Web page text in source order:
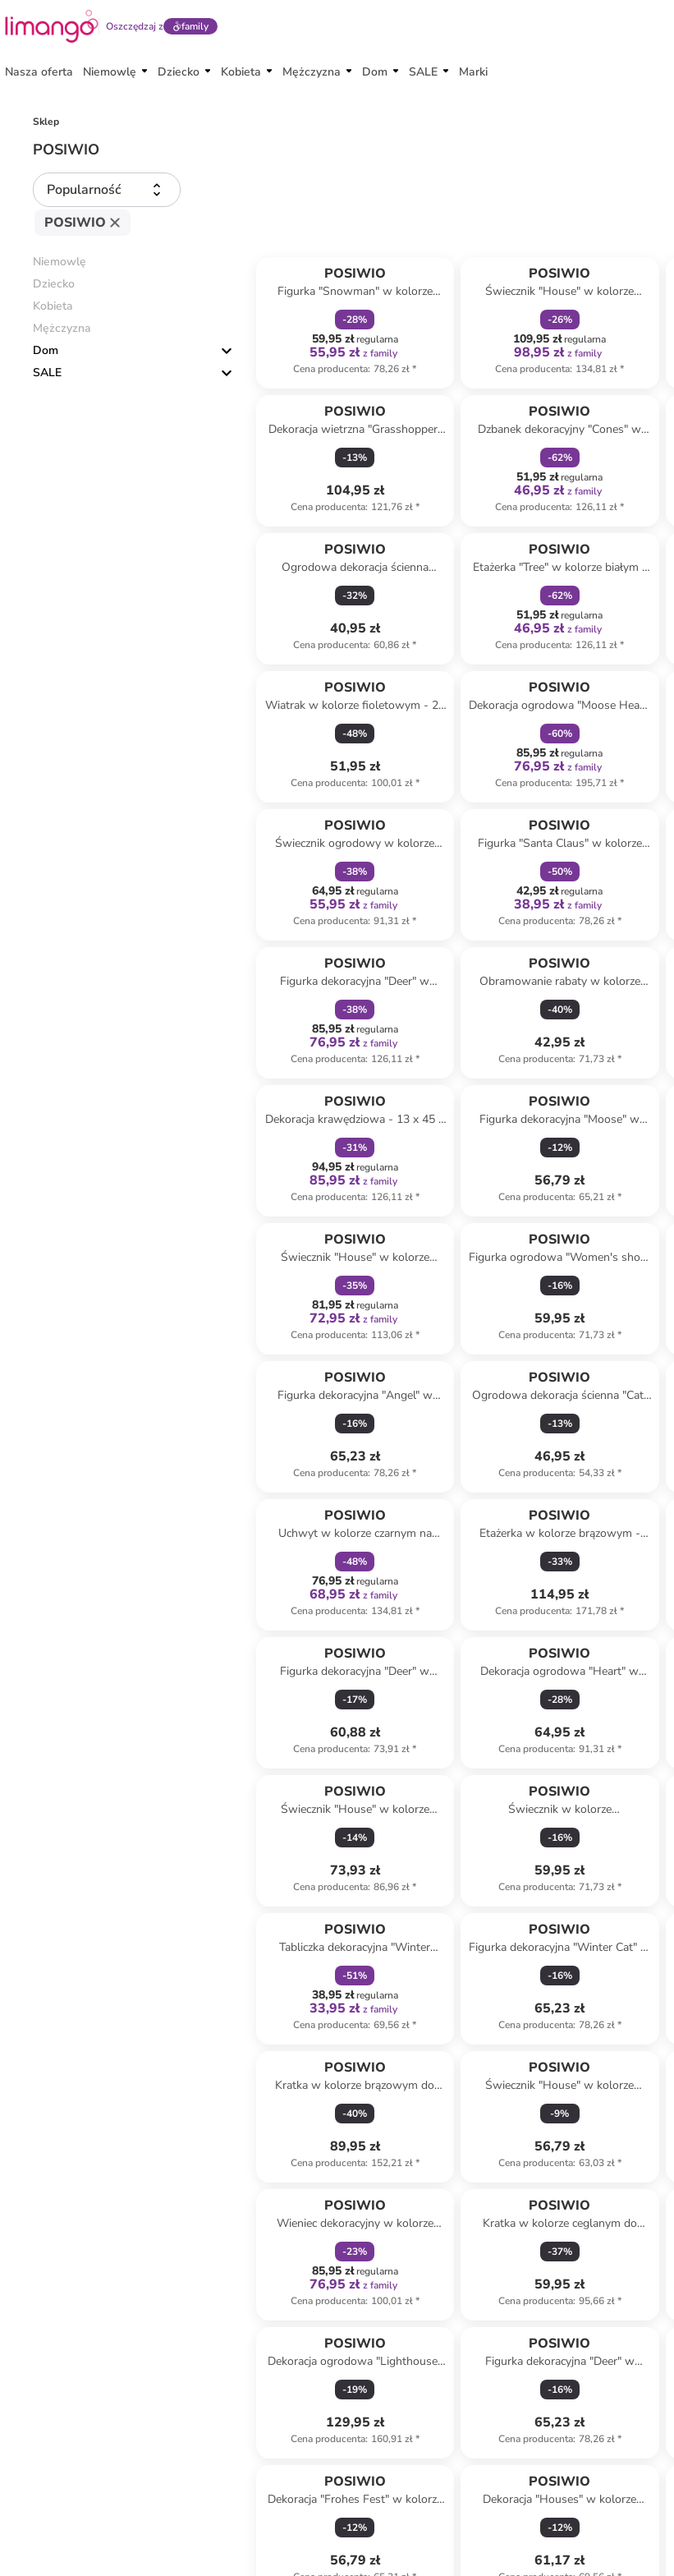
Oszczędzaj z family
Nasza oferta Niemowlę Dziecko Kobieta Mężczyzna Dom SALE Marki
Sklep
POSIWIO
Popularność
POSIWIO
Niemowlę
Dziecko
Kobieta
Mężczyzna
Dom
SALE
POSIWIO
Figurka "Snowman" w kolorze
białym na płot - 11,5 x 22 x 8 cm
-28%
59,95 złregularna
55,95 zł z family
Cena producenta: 78,26 zł*
POSIWIO
Świecznik "House" w kolorze
czerwonym - 12 x 25 x 9,5 cm
-26%
109,95 złregularna
98,95 zł z family
Cena producenta: 134,81 zł*
POSIWIO
Dekoracja wietrzna "Grasshopper"
w kolorze zielonym - 64 x 128 x 8
cm
-13%
104,95 zł
Cena producenta: 121,76 zł*
POSIWIO
Dzbanek dekoracyjny "Cones" w
kolorze beżowo-czarnym - wys.
23,5 cm
-62%
51,95 złregularna
46,95 zł z family
Cena producenta: 126,11 zł*
POSIWIO
Ogrodowa dekoracja ścienna
"Lizard" w kolorze brązowym - 11 x
28,5 x 3,5 cm
-32%
40,95 zł
Cena producenta: 60,86 zł*
POSIWIO
Etażerka "Tree" w kolorze białym -
wys. 34 x Ø 23 cm
-62%
51,95 złregularna
46,95 zł z family
Cena producenta: 126,11 zł*
POSIWIO
Wiatrak w kolorze fioletowym - 26
x 130 x 8,5 cm
-48%
51,95 zł
Cena producenta: 100,01 zł*
POSIWIO
Dekoracja ogrodowa "Moose Head"
w kolorze kremowo-błękitnym - 27
x 87,5 cm
-60%
85,95 złregularna
76,95 zł z family
Cena producenta: 195,71 zł*
POSIWIO
Świecznik ogrodowy w kolorze
brązowym - wys. 85 cm
-38%
64,95 złregularna
55,95 zł z family
Cena producenta: 91,31 zł*
POSIWIO
Figurka "Santa Claus" w kolorze
czerwonym na płot - 11 x 25 cm
-50%
42,95 złregularna
38,95 zł z family
Cena producenta: 78,26 zł*
POSIWIO
Figurka dekoracyjna "Deer" w
kolorze srebrnym - 26 x 26 x 5 cm
-38%
85,95 złregularna
76,95 zł z family
Cena producenta: 126,11 zł*
POSIWIO
Obramowanie rabaty w kolorze
brązowym - 28 x 32,5 cm
-40%
42,95 zł
Cena producenta: 71,73 zł*
POSIWIO
Dekoracja krawędziowa - 13 x 45 x
9 cm (produkt niespodzianka)
-31%
94,95 złregularna
85,95 zł z family
Cena producenta: 126,11 zł*
POSIWIO
Figurka dekoracyjna "Moose" w
kolorze jasnobrązowym - 10 x 15 x
12 cm
-12%
56,79 zł
Cena producenta: 65,21 zł*
POSIWIO
Świecznik "House" w kolorze
białym - 7,5 x 22,5 x 7,5 cm
-35%
81,95 złregularna
72,95 zł z family
Cena producenta: 113,06 zł*
POSIWIO
Figurka ogrodowa "Women's shoe"
w kolorze bordowym - 24 x 14 x 9
cm
-16%
59,95 zł
Cena producenta: 71,73 zł*
POSIWIO
Figurka dekoracyjna "Angel" w
kolorze szarym - 27 x 12 x 10,5 cm
-16%
65,23 zł
Cena producenta: 78,26 zł*
POSIWIO
Ogrodowa dekoracja ścienna "Cat"
w kolorze czarnym - 12 x 30 x 3 cm
-13%
46,95 zł
Cena producenta: 54,33 zł*
POSIWIO
Uchwyt w kolorze czarnym na
wieniec - wys. 77 cm
-48%
76,95 złregularna
68,95 zł z family
Cena producenta: 134,81 zł*
POSIWIO
Etażerka w kolorze brązowym -
wys. 51,5 x Ø 30 cm
-33%
114,95 zł
Cena producenta: 171,78 zł*
POSIWIO
Figurka dekoracyjna "Deer" w
kolorze czerwonym - 15 x 20 x 7,5
cm
-17%
60,88 zł
Cena producenta: 73,91 zł*
POSIWIO
Dekoracja ogrodowa "Heart" w
kolorze bordowym - 15 x 20 x 6 cm
-28%
64,95 zł
Cena producenta: 91,31 zł*
POSIWIO
Świecznik "House" w kolorze
czerwonym - 11,5 x 13 x 8 cm
-14%
73,93 zł
Cena producenta: 86,96 zł*
POSIWIO
Świecznik w kolorze
ciemnobrązowym - 10 x 24 x 13 cm
-16%
59,95 zł
Cena producenta: 71,73 zł*
POSIWIO
Tabliczka dekoracyjna "Winter
Rules" w kolorze jasnobrązowym -
35 x 46 cm
-51%
38,95 złregularna
33,95 zł z family
Cena producenta: 69,56 zł*
POSIWIO
Figurka dekoracyjna "Winter Cat" w
kolorze jasnobrązowym - 10 x 17,5
x 11 cm
-16%
65,23 zł
Cena producenta: 78,26 zł*
POSIWIO
Kratka w kolorze brązowym do
roślin pnących - 170 x 41 cm
-40%
89,95 zł
Cena producenta: 152,21 zł*
POSIWIO
Świecznik "House" w kolorze
szarym - 11 x 16 x 8 cm
-9%
56,79 zł
Cena producenta: 63,03 zł*
POSIWIO
Wieniec dekoracyjny w kolorze
szarym - Ø 30,5 cm
-23%
85,95 złregularna
76,95 zł z family
Cena producenta: 100,01 zł*
POSIWIO
Kratka w kolorze ceglanym do
roślin pnących - 99 x 40,5 cm
-37%
59,95 zł
Cena producenta: 95,66 zł*
POSIWIO
Dekoracja ogrodowa "Lighthouse"
w kolorze niebiesko-białym - 19 x
136 x 10 cm
-19%
129,95 zł
Cena producenta: 160,91 zł*
POSIWIO
Figurka dekoracyjna "Deer" w
kolorze jasnobrązowym - 16,5 x 28
x 6 cm
-16%
65,23 zł
Cena producenta: 78,26 zł*
POSIWIO
Dekoracja "Frohes Fest" w kolorze
złoto-jasnobrązowym - 28,5 x 14
cm
-12%
56,79 zł
POSIWIO
Dekoracja "Houses" w kolorze
czarnym - 35 x 20 cm
-12%
61,17 zł